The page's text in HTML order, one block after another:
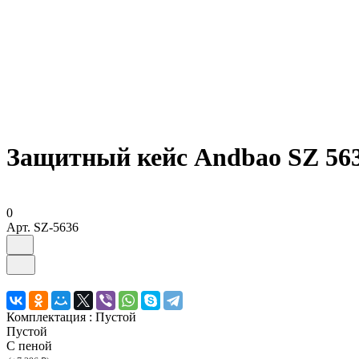
Защитный кейс Andbao SZ
0
Арт. SZ-5636
Комплектация : Пустой
Пустой
С пеной